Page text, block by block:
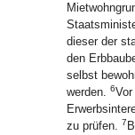
dieser der
den
selbst
werden. 6
zu prüfen. 7